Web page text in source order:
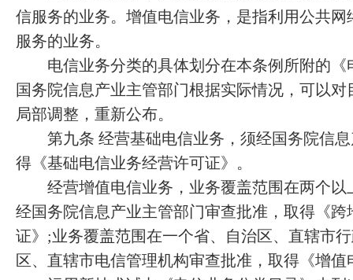
信服务的业务。增值电信业务，是指利用公共
服务的业务。
电信业务分类的具体划分在本条例所附的《
国务院信息产业主管部门根据实际情况，可以
局部调整，重新公布。
第九条 经营基础电信业务，须经国务院信息
得《基础电信业务经营许可证》。
经营增值电信业务，业务覆盖范围在两个以
经国务院信息产业主管部门审查批准，取得《
证》;业务覆盖范围在一个省、自治区、直辖市
区、直辖市电信管理机构审查批准，取得《增